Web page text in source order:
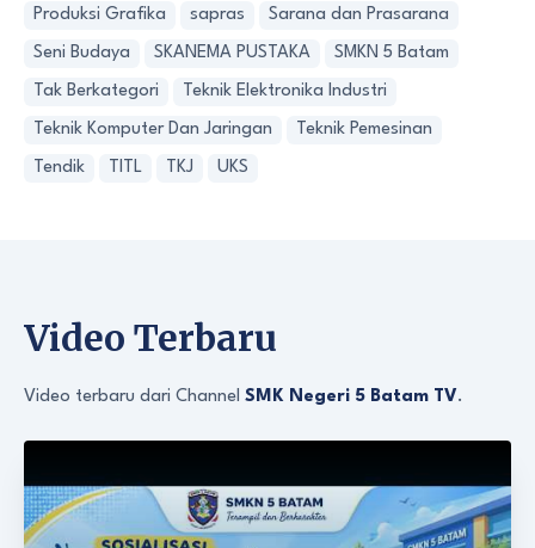
Produksi Grafika sapras Sarana dan Prasarana
Seni Budaya SKANEMA PUSTAKA SMKN 5 Batam
Tak Berkategori Teknik Elektronika Industri
Teknik Komputer Dan Jaringan Teknik Pemesinan
Tendik TITL TKJ UKS
Video Terbaru
Video terbaru dari Channel SMK Negeri 5 Batam TV.